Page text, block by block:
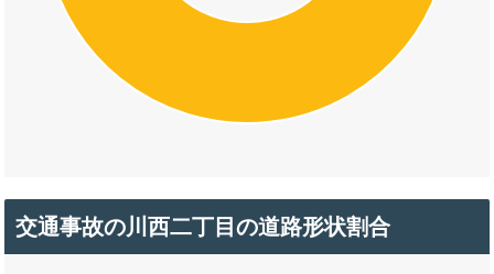
交通事故の川西二丁目の道路形状割合